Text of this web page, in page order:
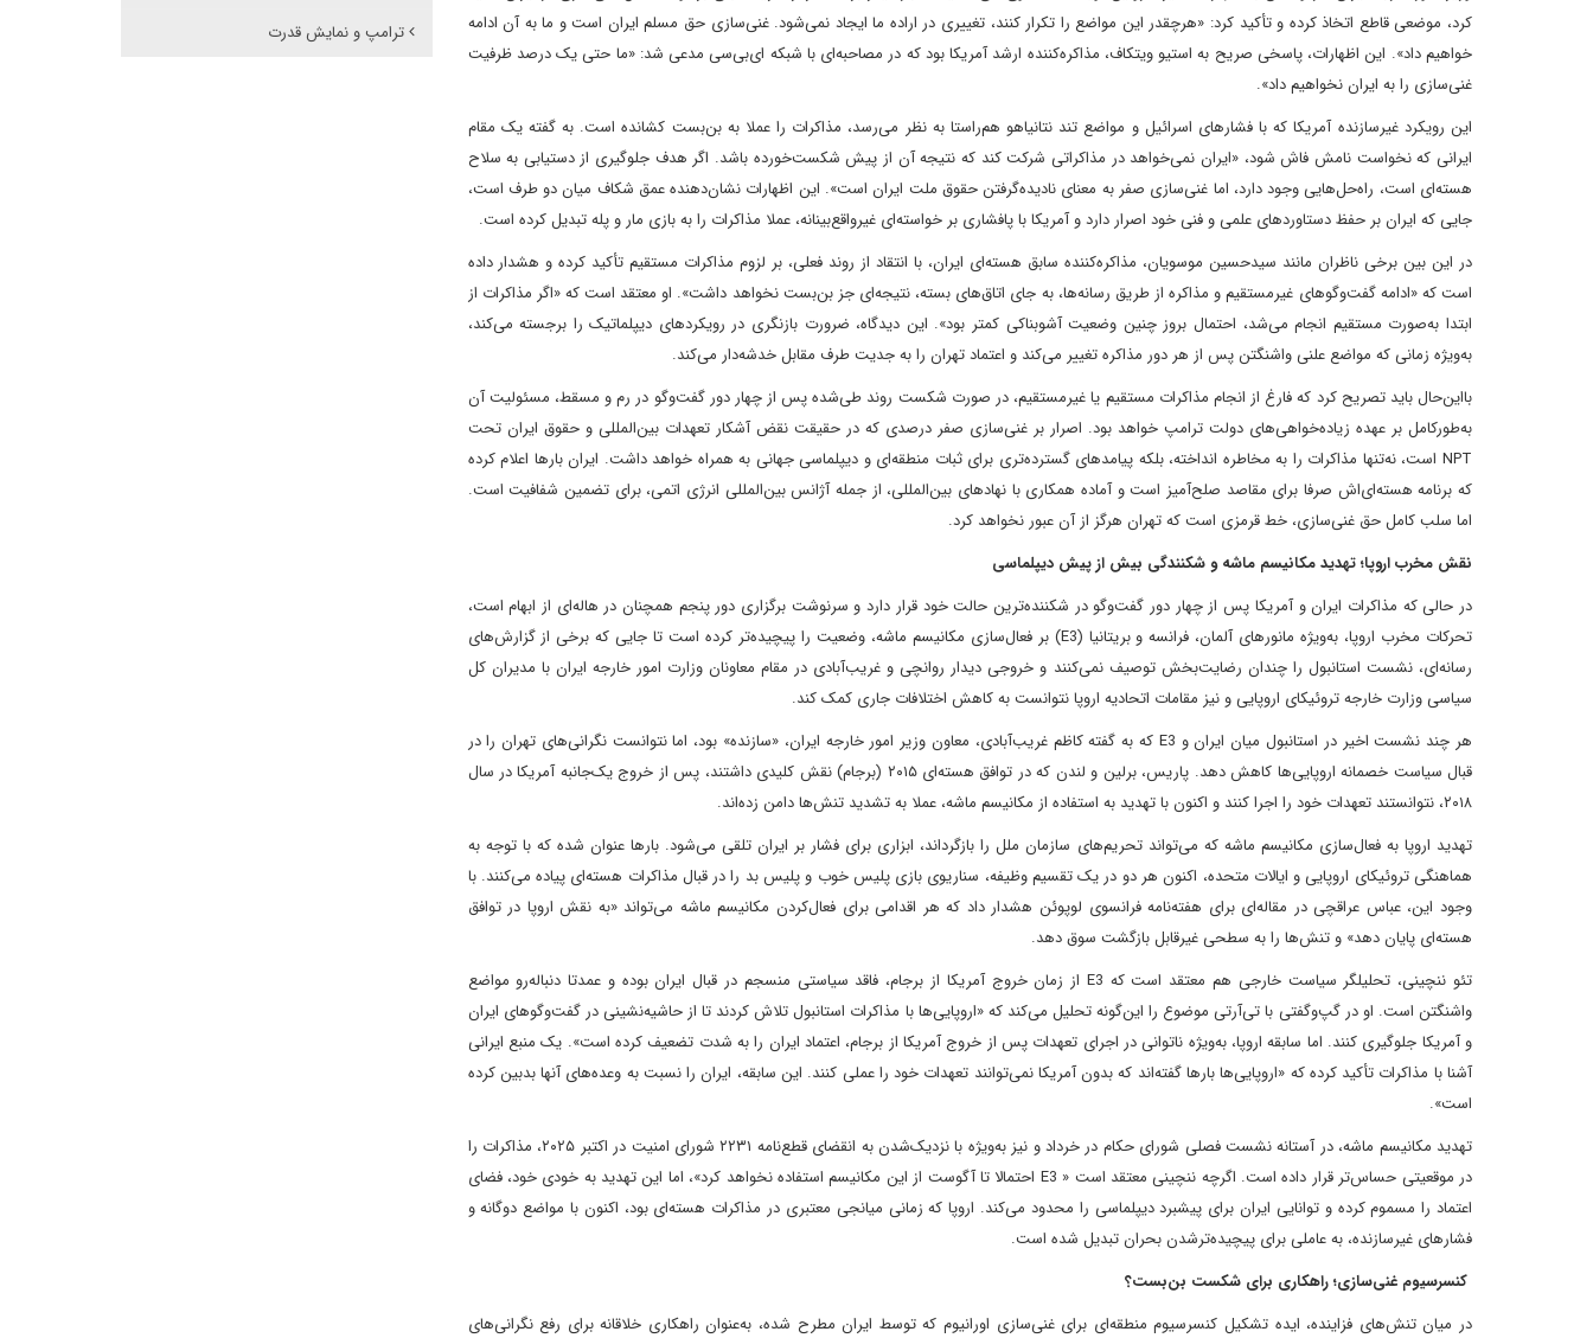
کرد، موضعی قاطع اتخاذ کرده و تأکید کرد: «هرچقدر این مواضع را تکرار کنند، تغییری در اراده ما ایجاد نمی‌شود. غنی‌سازی حق مسلم ایران است و ما به آن ادامه
خواهیم داد». این اظهارات، پاسخی صریح به استیو ویتکاف، مذاکره‌کننده ارشد آمریکا بود که در مصاحبه‌ای با شبکه ای‌بی‌سی مدعی شد: «ما حتی یک درصد ظرفیت
غنی‌سازی را به ایران نخواهیم داد».
این رویکرد غیرسازنده آمریکا که با فشارهای اسرائیل و مواضع تند نتانیاهو هم‌راستا به نظر می‌رسد، مذاکرات را عملا به بن‌بست کشانده است. به گفته یک مقام
ایرانی که نخواست نامش فاش شود، «ایران نمی‌خواهد در مذاکراتی شرکت کند که نتیجه آن از پیش شکست‌خورده باشد. اگر هدف جلوگیری از دستیابی به سلاح
هسته‌ای است، راه‌حل‌هایی وجود دارد، اما غنی‌سازی صفر به معنای نادیده‌گرفتن حقوق ملت ایران است». این اظهارات نشان‌دهنده عمق شکاف میان دو طرف است،
جایی که ایران بر حفظ دستاوردهای علمی و فنی خود اصرار دارد و آمریکا با پافشاری بر خواسته‌ای غیرواقع‌بینانه، عملا مذاکرات را به بازی مار و پله تبدیل کرده است.
در این بین برخی ناظران مانند سیدحسین موسویان، مذاکره‌کننده سابق هسته‌ای ایران، با انتقاد از روند فعلی، بر لزوم مذاکرات مستقیم تأکید کرده و هشدار داده
است که «ادامه گفت‌وگوهای غیرمستقیم و مذاکره از طریق رسانه‌ها، به جای اتاق‌های بسته، نتیجه‌ای جز بن‌بست نخواهد داشت». او معتقد است که «اگر مذاکرات از
ابتدا به‌صورت مستقیم انجام می‌شد، احتمال بروز چنین وضعیت آشوبناکی کمتر بود». این دیدگاه، ضرورت بازنگری در رویکردهای دیپلماتیک را برجسته می‌کند،
به‌ویژه زمانی که مواضع علنی واشنگتن پس از هر دور مذاکره تغییر می‌کند و اعتماد تهران را به جدیت طرف مقابل خدشه‌دار می‌کند.
بااین‌حال باید تصریح کرد که فارغ از انجام مذاکرات مستقیم یا غیرمستقیم، در صورت شکست روند طی‌شده پس از چهار دور گفت‌وگو در رم و مسقط، مسئولیت آن
به‌طورکامل بر عهده زیاده‌خواهی‌های دولت ترامپ خواهد بود. اصرار بر غنی‌سازی صفر درصدی که در حقیقت نقض آشکار تعهدات بین‌المللی و حقوق ایران تحت
NPT است، نه‌تنها مذاکرات را به مخاطره انداخته، بلکه پیامدهای گسترده‌تری برای ثبات منطقه‌ای و دیپلماسی جهانی به همراه خواهد داشت. ایران بارها اعلام کرده
که برنامه هسته‌ای‌اش صرفا برای مقاصد صلح‌آمیز است و آماده همکاری با نهادهای بین‌المللی، از جمله آژانس بین‌المللی انرژی اتمی، برای تضمین شفافیت است.
اما سلب کامل حق غنی‌سازی، خط قرمزی است که تهران هرگز از آن عبور نخواهد کرد.
نقش مخرب اروپا؛ تهدید مکانیسم ماشه و شکنندگی بیش از پیش دیپلماسی
در حالی که مذاکرات ایران و آمریکا پس از چهار دور گفت‌وگو در شکننده‌ترین حالت خود قرار دارد و سرنوشت برگزاری دور پنجم همچنان در هاله‌ای از ابهام است،
تحرکات مخرب اروپا، به‌ویژه مانورهای آلمان، فرانسه و بریتانیا (E3) بر فعال‌سازی مکانیسم ماشه، وضعیت را پیچیده‌تر کرده است تا جایی که برخی از گزارش‌های
رسانه‌ای، نشست استانبول را چندان رضایت‌بخش توصیف نمی‌کنند و خروجی دیدار روانچی و غریب‌آبادی در مقام معاونان وزارت امور خارجه ایران با مدیران کل
سیاسی وزارت خارجه تروئیکای اروپایی و نیز مقامات اتحادیه اروپا نتوانست به کاهش اختلافات جاری کمک کند.
هر چند نشست اخیر در استانبول میان ایران و E3 که به گفته کاظم غریب‌آبادی، معاون وزیر امور خارجه ایران، «سازنده» بود، اما نتوانست نگرانی‌های تهران را در
قبال سیاست خصمانه اروپایی‌ها کاهش دهد. پاریس، برلین و لندن که در توافق هسته‌ای ۲۰۱۵ (برجام) نقش کلیدی داشتند، پس از خروج یک‌جانبه آمریکا در سال
۲۰۱۸، نتوانستند تعهدات خود را اجرا کنند و اکنون با تهدید به استفاده از مکانیسم ماشه، عملا به تشدید تنش‌ها دامن زده‌اند.
تهدید اروپا به فعال‌سازی مکانیسم ماشه که می‌تواند تحریم‌های سازمان ملل را بازگرداند، ابزاری برای فشار بر ایران تلقی می‌شود. بارها عنوان شده که با توجه به
هماهنگی تروئیکای اروپایی و ایالات متحده، اکنون هر دو در یک تقسیم وظیفه، سناریوی بازی پلیس خوب و پلیس بد را در قبال مذاکرات هسته‌ای پیاده می‌کنند. با
وجود این، عباس عراقچی در مقاله‌ای برای هفته‌نامه فرانسوی لوپوئن هشدار داد که هر اقدامی برای فعال‌کردن مکانیسم ماشه می‌تواند «به نقش اروپا در توافق
هسته‌ای پایان دهد» و تنش‌ها را به سطحی غیرقابل بازگشت سوق دهد.
تئو ننچینی، تحلیلگر سیاست خارجی هم معتقد است که E3 از زمان خروج آمریکا از برجام، فاقد سیاستی منسجم در قبال ایران بوده و عمدتا دنباله‌رو مواضع
واشنگتن است. او در گپ‌وگفتی با تی‌آرتی موضوع را این‌گونه تحلیل می‌کند که «اروپایی‌ها با مذاکرات استانبول تلاش کردند تا از حاشیه‌نشینی در گفت‌وگوهای ایران
و آمریکا جلوگیری کنند. اما سابقه اروپا، به‌ویژه ناتوانی در اجرای تعهدات پس از خروج آمریکا از برجام، اعتماد ایران را به شدت تضعیف کرده است». یک منبع ایرانی
آشنا با مذاکرات تأکید کرده که «اروپایی‌ها بارها گفته‌اند که بدون آمریکا نمی‌توانند تعهدات خود را عملی کنند. این سابقه، ایران را نسبت به وعده‌های آنها بدبین کرده
است».
تهدید مکانیسم ماشه، در آستانه نشست فصلی شورای حکام در خرداد و نیز به‌ویژه با نزدیک‌شدن به انقضای قطع‌نامه ۲۲۳۱ شورای امنیت در اکتبر ۲۰۲۵، مذاکرات را
در موقعیتی حساس‌تر قرار داده است. اگرچه ننچینی معتقد است « E3 احتمالا تا آگوست از این مکانیسم استفاده نخواهد کرد»، اما این تهدید به خودی خود، فضای
اعتماد را مسموم کرده و توانایی ایران برای پیشبرد دیپلماسی را محدود می‌کند. اروپا که زمانی میانجی معتبری در مذاکرات هسته‌ای بود، اکنون با مواضع دوگانه و
فشارهای غیرسازنده، به عاملی برای پیچیده‌ترشدن بحران تبدیل شده است.
کنسرسیوم غنی‌سازی؛ راهکاری برای شکست بن‌بست؟
در میان تنش‌های فزاینده، ایده تشکیل کنسرسیوم منطقه‌ای برای غنی‌سازی اورانیوم که توسط ایران مطرح شده، به‌عنوان راهکاری خلاقانه برای رفع نگرانی‌های
ترامپ و نمایش قدرت